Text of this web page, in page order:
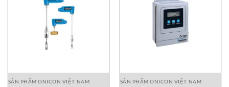
SẢN PHẨM ONICON VIỆT NAM SẢN PHẨM ONICON VIỆT NAM